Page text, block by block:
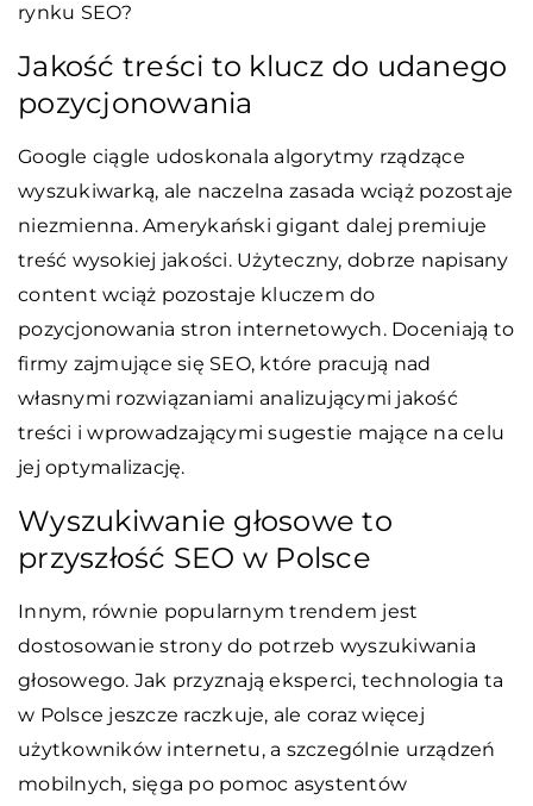
rynku SEO?
Jakość treści to klucz do udanego
pozycjonowania
Google ciągle udoskonala algorytmy rządzące
wyszukiwarką, ale naczelna zasada wciąż pozostaje
niezmienna. Amerykański gigant dalej premiuje
treść wysokiej jakości. Użyteczny, dobrze napisany
content wciąż pozostaje kluczem do
pozycjonowania stron internetowych. Doceniają to
firmy zajmujące się SEO, które pracują nad
własnymi rozwiązaniami analizującymi jakość
treści i wprowadzającymi sugestie mające na celu
jej optymalizację.
Wyszukiwanie głosowe to
przyszłość SEO w Polsce
Innym, równie popularnym trendem jest
dostosowanie strony do potrzeb wyszukiwania
głosowego. Jak przyznają eksperci, technologia ta
w Polsce jeszcze raczkuje, ale coraz więcej
użytkowników internetu, a szczególnie urządzeń
mobilnych, sięga po pomoc asystentów